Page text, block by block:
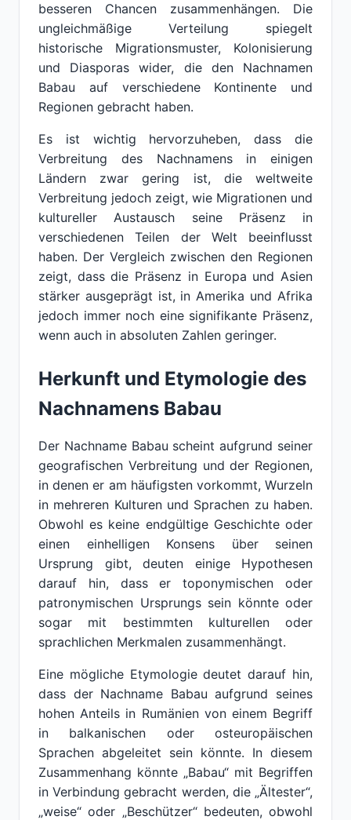
besseren Chancen zusammenhängen. Die
ungleichmäßige Verteilung spiegelt
historische Migrationsmuster, Kolonisierung
und Diasporas wider, die den Nachnamen
Babau auf verschiedene Kontinente und
Regionen gebracht haben.
Es ist wichtig hervorzuheben, dass die
Verbreitung des Nachnamens in einigen
Ländern zwar gering ist, die weltweite
Verbreitung jedoch zeigt, wie Migrationen und
kultureller Austausch seine Präsenz in
verschiedenen Teilen der Welt beeinflusst
haben. Der Vergleich zwischen den Regionen
zeigt, dass die Präsenz in Europa und Asien
stärker ausgeprägt ist, in Amerika und Afrika
jedoch immer noch eine signifikante Präsenz,
wenn auch in absoluten Zahlen geringer.
Herkunft und Etymologie des
Nachnamens Babau
Der Nachname Babau scheint aufgrund seiner
geografischen Verbreitung und der Regionen,
in denen er am häufigsten vorkommt, Wurzeln
in mehreren Kulturen und Sprachen zu haben.
Obwohl es keine endgültige Geschichte oder
einen einhelligen Konsens über seinen
Ursprung gibt, deuten einige Hypothesen
darauf hin, dass er toponymischen oder
patronymischen Ursprungs sein könnte oder
sogar mit bestimmten kulturellen oder
sprachlichen Merkmalen zusammenhängt.
Eine mögliche Etymologie deutet darauf hin,
dass der Nachname Babau aufgrund seines
hohen Anteils in Rumänien von einem Begriff
in balkanischen oder osteuropäischen
Sprachen abgeleitet sein könnte. In diesem
Zusammenhang könnte „Babau“ mit Begriffen
in Verbindung gebracht werden, die „Ältester“,
„weise“ oder „Beschützer“ bedeuten, obwohl